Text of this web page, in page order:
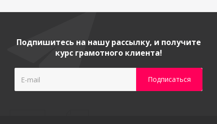
Подпишитесь на нашу рассылку, и получите
курс грамотного клиента!